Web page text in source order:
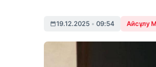
19.12.2025 • 09:54 Айсұлу